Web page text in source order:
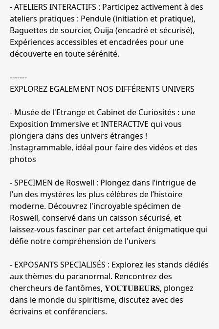
- ATELIERS INTERACTIFS : Participez activement à des
ateliers pratiques : Pendule (initiation et pratique),
Baguettes de sourcier, Ouija (encadré et sécurisé),
Expériences accessibles et encadrées pour une
découverte en toute sérénité.
-------
EXPLOREZ EGALEMENT NOS DIFFÉRENTS UNIVERS
- Musée de l'Etrange et Cabinet de Curiosités : une
Exposition Immersive et INTERACTIVE qui vous
plongera dans des univers étranges !
Instagrammable, idéal pour faire des vidéos et des
photos
- SPECIMEN de Roswell : Plongez dans l’intrigue de
l’un des mystères les plus célèbres de l’histoire
moderne. Découvrez l'incroyable spécimen de
Roswell, conservé dans un caisson sécurisé, et
laissez-vous fasciner par cet artefact énigmatique qui
défie notre compréhension de l'univers
- EXPOSANTS SPECIALISÉS : Explorez les stands dédiés
aux thèmes du paranormal. Rencontrez des
chercheurs de fantômes, 𝐘𝐎𝐔𝐓𝐔𝐁𝐄𝐔𝐑𝐒, plongez
dans le monde du spiritisme, discutez avec des
écrivains et conférenciers.